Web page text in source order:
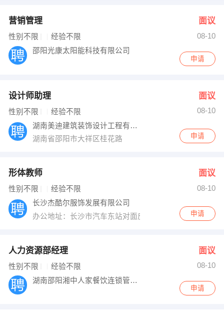
出纳
编辑
跟单
其他职位
营销管理 面议
性别不限 经验不限
08-10
邵阳光康太阳能科技有限公司
申请
设计师助理 面议
性别不限 经验不限
08-10
湖南美迪建筑装饰设计工程有限公司邵阳分公
湖南省邵阳市大祥区桂花路
申请
形体教师 面议
性别不限 经验不限
08-10
长沙杰酷尔服饰发展有限公司
办公地址：长沙市汽车东站对面皮革市场3栋8号申请
人力资源部经理 面议
性别不限 经验不限
08-10
湖南邵阳湘中人家餐饮连锁管理有限公司
申请